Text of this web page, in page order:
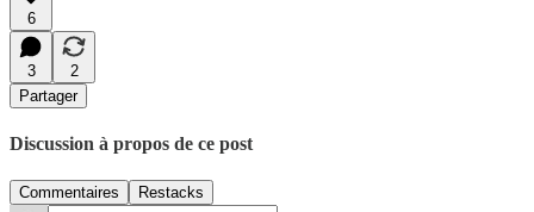
6
3
2
Partager
Discussion à propos de ce post
Commentaires Restacks